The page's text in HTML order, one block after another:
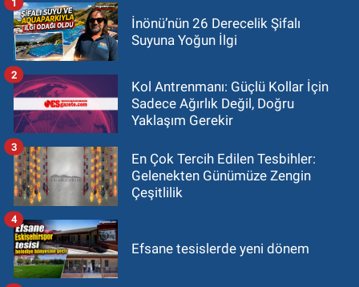
İnönü’nün 26 Derecelik Şifalı
Suyuna Yoğun İlgi
Kol Antrenmanı: Güçlü Kollar İçin
Sadece Ağırlık Değil, Doğru
Yaklaşım Gerekir
2
En Çok Tercih Edilen Tesbihler:
Gelenekten Günümüze Zengin
Çeşitlilik
3
Efsane tesislerde yeni dönem
4